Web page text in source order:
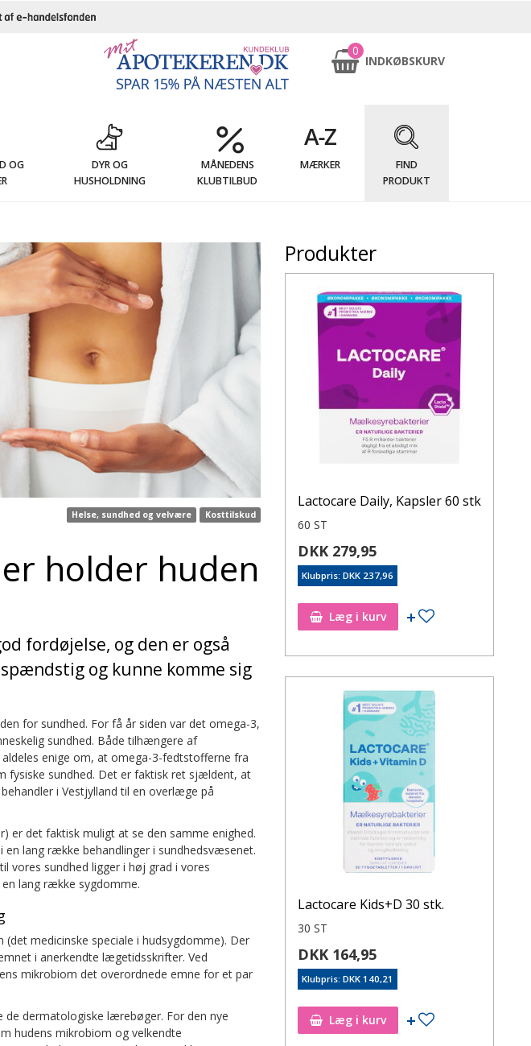
0
INDKØBSKURV
OG
DYR OG
HUSHOLDNING
MÅNEDENS
KLUBTILBUD
MÆRKER
FIND
PRODUKT
Helse, sundhed og velvære Kosttilskud
holder huden
fordøjelse, og den er også
og kunne komme sig
for sundhed. For få år siden var det omega-3,
sundhed. Både tilhængere af
enige om, at omega-3-fedtstofferne fra
fysiske sundhed. Det er faktisk ret sjældent, at
i Vestjylland til en overlæge på
er det faktisk muligt at se den samme enighed.
lang række behandlinger i sundhedsvæsenet.
vores sundhed ligger i høj grad i vores
lang række sygdomme.
medicinske speciale i hudsygdomme). Der
i anerkendte lægetidsskrifter. Ved
mikrobiom det overordnede emne for et par
dermatologiske lærebøger. For den nye
hudens mikrobiom og velkendte
Produkter
Lactocare Daily, Kapsler 60 stk
60 ST
DKK 279,95
Klubpris: DKK 237,96
Læg i kurv
Lactocare Kids+D 30 stk.
30 ST
DKK 164,95
Klubpris: DKK 140,21
Læg i kurv